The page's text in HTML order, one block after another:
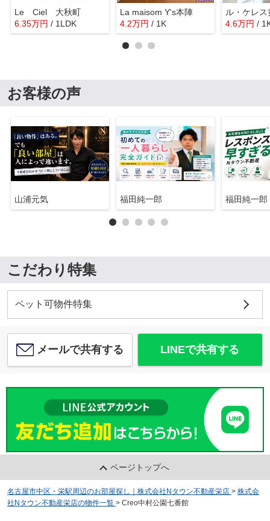
Le Ciel 大秋町
6.35万円 / 1LDK
La maisom Y's本陣
4.2万円 / 1K
ル・ケレス
4.6万円 /
お客様の声
山浦元気 福田純一郎 福田純一郎
こだわり特集
ペット可物件特集
メールで共有する LINEで共有する
ページトップへ
名古屋市中区・栄駅周辺のお部屋探し｜株式会社Nタウン不動産栄店 > 株式会
社Nタウン不動産栄店の物件一覧 > Creo中村公園七番館